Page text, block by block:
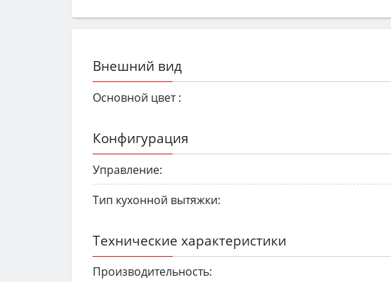
Внешний вид
Основной цвет :
Конфигурация
Управление:
Тип кухонной вытяжки:
Технические характеристики
Производительность: